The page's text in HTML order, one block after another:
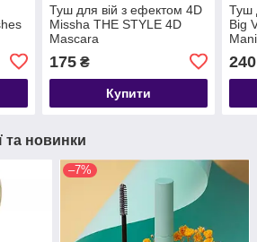
Туш для вій з ефектом 4D
Missha THE STYLE 4D
Mascara
175₴
Купити
Туш
Big
240
та новинки
–7%